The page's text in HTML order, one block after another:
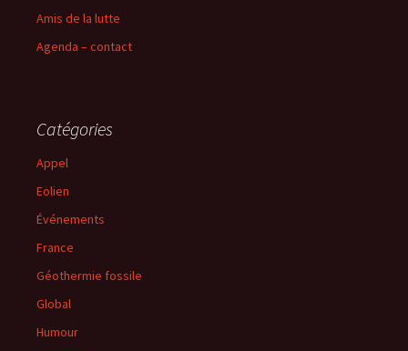
Amis de la lutte
Agenda – contact
Catégories
Appel
Eolien
Événements
France
Géothermie fossile
Global
Humour